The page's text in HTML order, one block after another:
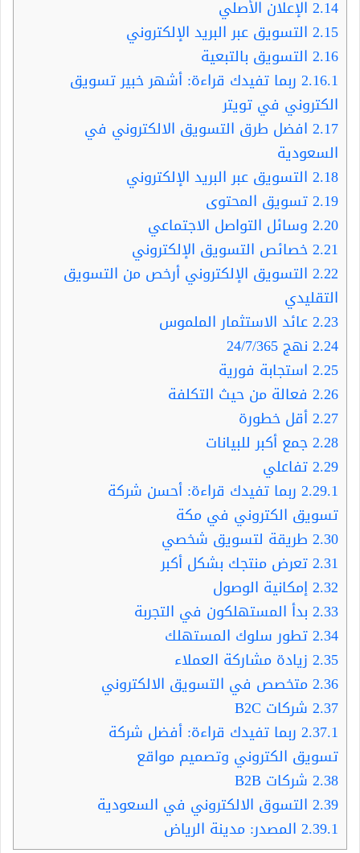
2.14 الإعلان الأصلي
2.15 التسويق عبر البريد الإلكتروني
2.16 التسويق بالتبعية
2.16.1 ربما تفيدك قراءة: أشهر خبير تسويق
الكتروني في تويتر
2.17 افضل طرق التسويق الالكتروني في
السعودية
2.18 التسويق عبر البريد الإلكتروني
2.19تسويق المحتوى
2.20 وسائل التواصل الاجتماعي
2.21خصائص التسويق الإلكتروني
2.22 التسويق الإلكتروني أرخص من التسويق
التقليدي
2.23عائد الاستثمار الملموس
2.24 نهج 24/7/365
2.25 استجابة فورية
2.26 فعالة من حيث التكلفة
2.27أقل خطورة
2.28جمع أكبر للبيانات
2.29تفاعلي
2.29.1 ربما تفيدك قراءة: أحسن شركة
تسويق الكتروني في مكة
2.30 طريقة لتسويق شخصي
2.31تعرض منتجك بشكل أكبر
2.32إمكانية الوصول
2.33 بدأ المستهلكون في التجربة
2.34تطور سلوك المستهلك
2.35 زيادة مشاركة العملاء
2.36متخصص في التسويق الالكتروني
2.37 شركات B2C
2.37.1 ربما تفيدك قراءة: أفضل شركة
تسويق الكتروني وتصميم مواقع
2.38 شركات B2B
2.39 التسوق الالكتروني في السعودية
2.39.1 المصدر: مدينة الرياض